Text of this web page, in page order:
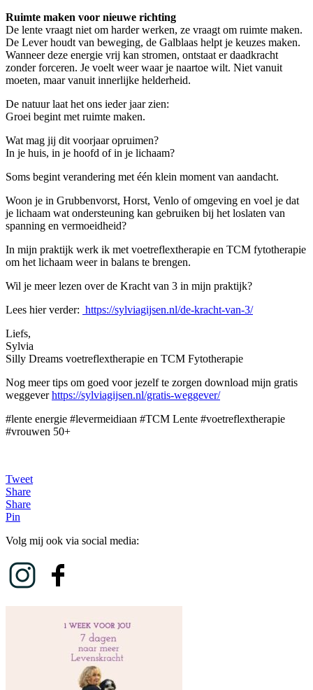
Ruimte maken voor nieuwe richting
De lente vraagt niet om harder werken, ze vraagt om ruimte maken.
De Lever houdt van beweging, de Galblaas helpt je keuzes maken.
Wanneer deze energie vrij kan stromen, ontstaat er daadkracht
zonder forceren. Je voelt weer waar je naartoe wilt. Niet vanuit
moeten, maar vanuit innerlijke helderheid.
De natuur laat het ons ieder jaar zien:
Groei begint met ruimte maken.
Wat mag jij dit voorjaar opruimen?
In je huis, in je hoofd of in je lichaam?
Soms begint verandering met één klein moment van aandacht.
Woon je in Grubbenvorst, Horst, Venlo of omgeving en voel je dat
je lichaam wat ondersteuning kan gebruiken bij het loslaten van
spanning en vermoeidheid?
In mijn praktijk werk ik met voetreflextherapie en TCM fytotherapie
om het lichaam weer in balans te brengen.
Wil je meer lezen over de Kracht van 3 in mijn praktijk?
Lees hier verder: https://sylviagijsen.nl/de-kracht-van-3/
Liefs,
Sylvia
Silly Dreams voetreflextherapie en TCM Fytotherapie
Nog meer tips om goed voor jezelf te zorgen download mijn gratis
weggeverhttps://sylviagijsen.nl/gratis-weggever/
#lente energie #levermeidiaan #TCM Lente #voetreflextherapie
#vrouwen 50+
Tweet
Share
Share
Pin
Volg mij ook via social media: